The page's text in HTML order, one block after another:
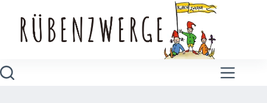
springen